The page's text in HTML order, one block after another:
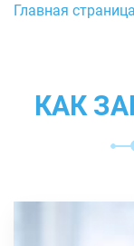
Главная страница
КАК